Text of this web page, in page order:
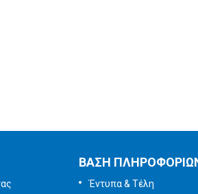
ΒΑΣΗ
Έντυπα & Τέλη